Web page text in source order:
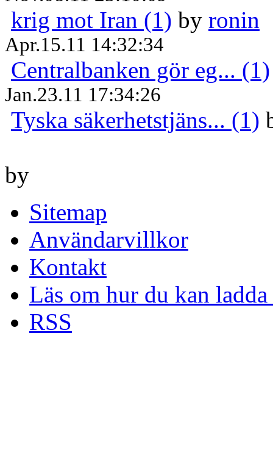
krig mot Iran (1) by ronin
Apr.15.11 14:32:34
Centralbanken gör eg... (1)
Jan.23.11 17:34:26
Tyska säkerhetstjäns... (1)
by
Sitemap
Användarvillkor
Kontakt
Läs om hur du kan
RSS